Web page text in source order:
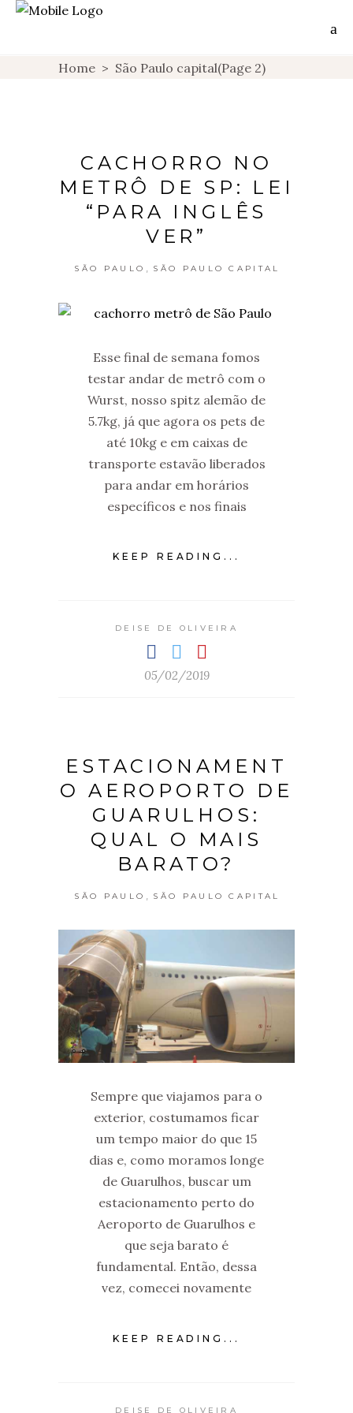
Home > São Paulo capital(Page 2)
CACHORRO NO
METRÔ DE SP: LEI
“PARA INGLÊS
VER”
SÃO PAULO SÃO PAULO CAPITAL
Esse final de semana fomos
testar andar de metrô com o
Wurst, nosso spitz alemão de
5.7kg, já que agora os pets de
até 10kg e em caixas de
transporte estavão liberados
para andar em horários
específicos e nos finais
KEEP READING...
DEISE DE OLIVEIRA
05/02/2019
ESTACIONAMENT
O AEROPORTO DE
GUARULHOS:
QUAL O MAIS
BARATO?
SÃO PAULO , SÃO PAULO CAPITAL
Sempre que viajamos para o
exterior, costumamos ficar
um tempo maior do que 15
dias e, como moramos longe
de Guarulhos, buscar um
estacionamento perto do
Aeroporto de Guarulhos e
que seja barato é
fundamental. Então, dessa
vez, comecei novamente
KEEP READING...
DEISE DE OLIVEIRA